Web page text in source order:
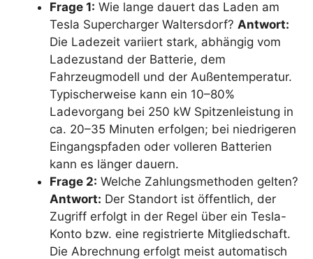
Frage 1: Wie lange dauert das Laden am
Tesla Supercharger Waltersdorf? Antwort:
Die Ladezeit variiert stark, abhängig vom
Ladezustand der Batterie, dem
Fahrzeugmodell und der Außentemperatur.
Typischerweise kann ein 10–80%
Ladevorgang bei 250 kW Spitzenleistung in
ca. 20–35 Minuten erfolgen; bei niedrigeren
Eingangspfaden oder volleren Batterien
kann es länger dauern.
Frage 2: Welche Zahlungsmethoden gelten?
Antwort: Der Standort ist öffentlich, der
Zugriff erfolgt in der Regel über ein Tesla-
Konto bzw. eine registrierte Mitgliedschaft.
Die Abrechnung erfolgt meist automatisch